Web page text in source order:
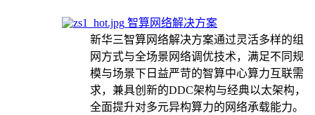
智算网络解决方案
新华三智算网络解决方案通过灵活多样的组
网方式与全场景网络调优技术，满足不同规
模与场景下日益严苛的智算中心算力互联需
求，兼具创新的DDC架构与经典以太架构，
全面提升对多元异构算力的网络承载能力。